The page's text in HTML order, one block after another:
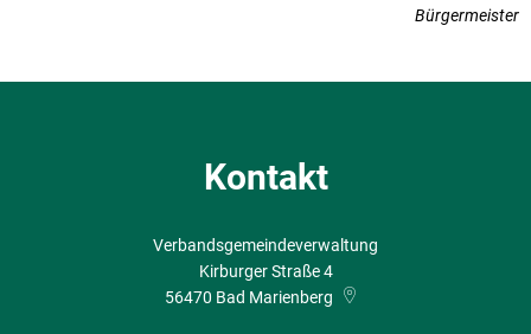
Bürgermeister
Kontakt
Verbandsgemeindeverwaltung
Kirburger Straße 4
56470 Bad Marienberg